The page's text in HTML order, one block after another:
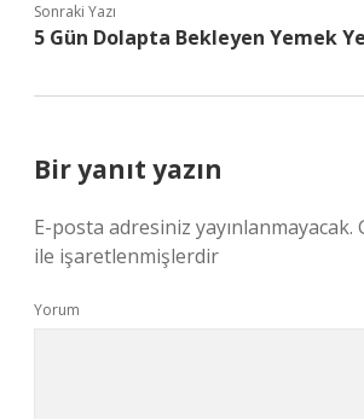
Sonraki Yazı
5 Gün Dolapta Bekleyen Yemek
Bir yanıt yazın
E-posta adresiniz yayınlanmayacak.
ile işaretlenmişlerdir
Yorum